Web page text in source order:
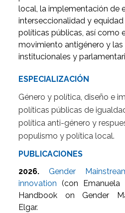
local, la implementación de
interseccionalidad y
políticas públicas, así como
movimiento antigénero y las
institucionales y
ESPECIALIZACIÓN
Género y política, diseño e
políticas públicas de
política anti-género y
populismo y política local.
PUBLICACIONES
2026.
Gender
innovation (con Emanuela
Handbook on Gender
Elgar.